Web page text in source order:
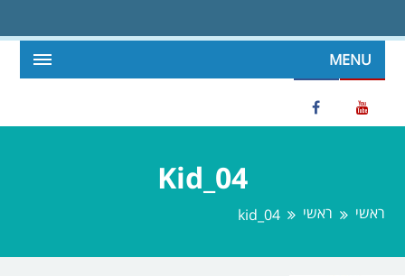
MENU
Kid_04
ראשי ראשי kid_04